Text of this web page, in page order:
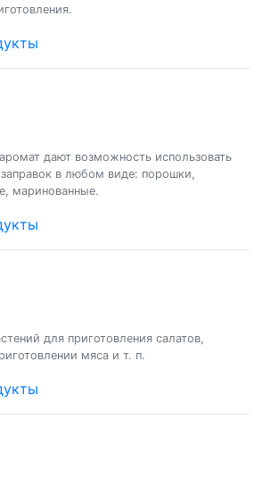
дают возможность использовать
в любом виде: порошки,
маринованные.
для приготовления салатов,
мяса и т. п.